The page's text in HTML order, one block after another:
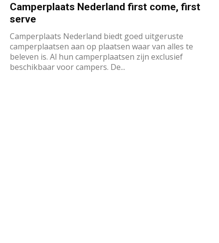
Camperplaats Nederland first come, first
serve
Camperplaats Nederland biedt goed uitgeruste
camperplaatsen aan op plaatsen waar van alles te
beleven is. Al hun camperplaatsen zijn exclusief
beschikbaar voor campers. De...